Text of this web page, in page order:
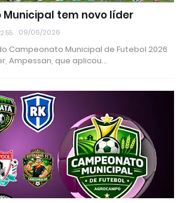
tem novo líder
09/06/2026
Campeonato Municipal de Futebol 2026
Ampessan, que aplicou…